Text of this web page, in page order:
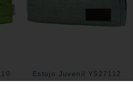
Estojo Juvenil YS27112